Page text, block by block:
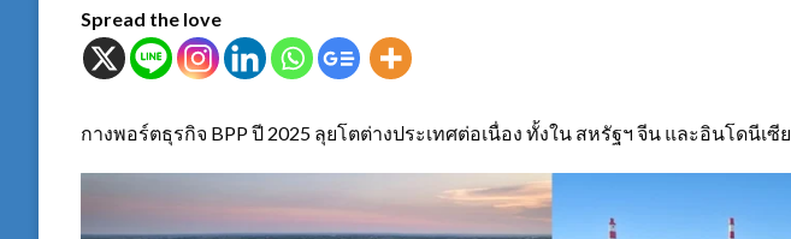
Spread the love
กางพอร์ตธุรกิจ BPP ปี 2025 ลุยโตต่างประเทศต่อเนื่อง ทั้งใน สหรัฐฯ จีน และอินโดนีเซีย